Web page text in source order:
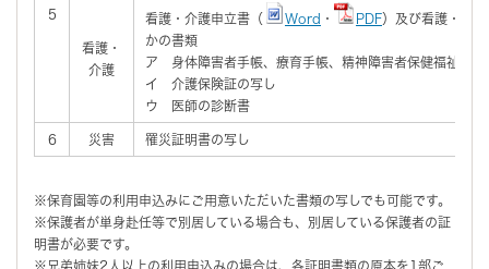
5
看護・
介護
看護・介護申立書（ Word ・ PDF）及び看護・介
かの書類
ア 身体障害者手帳、療育手帳、精神障害者保健福祉手帳
イ 介護保険証の写し
ウ 医師の診断書
6 災害 罹災証明書の写し
※保育園等の利用申込みにご用意いただいた書類の写しでも可能です。
※保護者が単身赴任等で別居している場合も、別居している保護者の証
明書が必要です。
※兄弟姉妹2人以上の利用申込みの場合は、各証明書類の原本を1部ご